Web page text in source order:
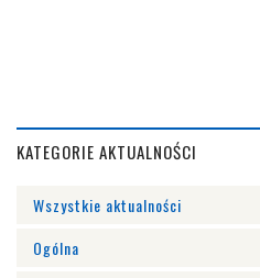
KATEGORIE AKTUALNOŚCI
Wszystkie aktualności
Ogólna